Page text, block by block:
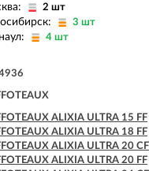
PIGMA ULTRA
PIGMA ULTRA
PIGMA ULTRA
2 шт
3 шт
4 шт
ALIXIA ULTRA 15 FF
ALIXIA ULTRA 18 FF
ALIXIA ULTRA 20 CF
ALIXIA ULTRA 20 FF